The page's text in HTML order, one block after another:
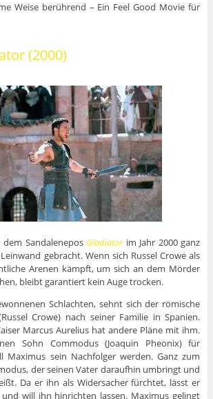
Weise berührend – Ein Feel Good Movie für
(2000)
Sandalenepos Gladiatorim Jahr 2000 ganz
gebracht. Wenn sich Russel Crowe als
Arenen kämpft, um sich an dem Mörder
bleibt garantiert kein Auge trocken.
Schlachten, sehnt sich der römische
Crowe) nach seiner Familie in Spanien.
Marcus Aurelius hat andere Pläne mit ihm.
Sohn Commodus (Joaquin Pheonix) für
Maximus sein Nachfolger werden. Ganz zum
der seinen Vater daraufhin umbringt und
Da er ihn als Widersacher fürchtet, lässt er
will ihn hinrichten lassen. Maximus gelingt